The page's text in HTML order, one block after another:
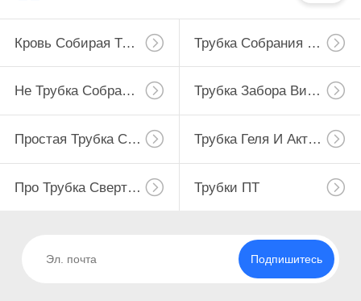
Кровь Собирая Трубку Трубка Собрания Крови Вакуума
Не Трубка Собрания Крови Вакуума Трубка Забора Вируса
Простая Трубка Собрания Крови Трубка Геля И Активатора Сгустка Крови
Про Трубка Свертывания Трубки ПТ
Подпишитесь